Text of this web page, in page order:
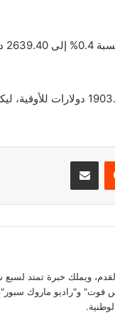
أما البلاديوم فتراجع بنسبة
مشاركة عبر البريد
ويملك خبرة تمتد لسبع
و"راديو ماروك سبور"،